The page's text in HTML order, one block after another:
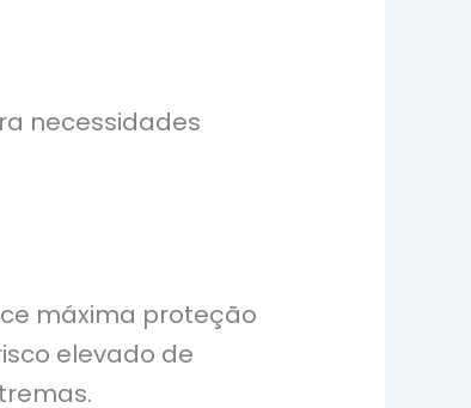
necessidades
máxima proteção
elevado de